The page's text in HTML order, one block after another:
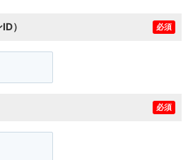
） 必須
必須